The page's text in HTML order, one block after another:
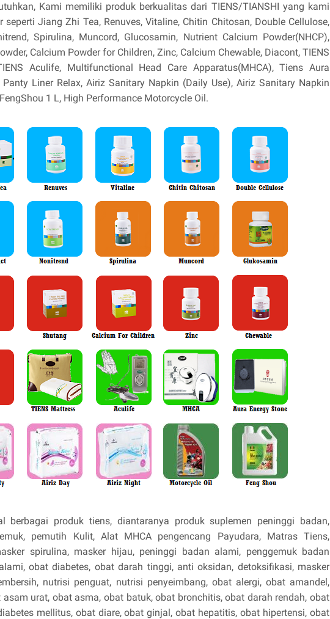
Kami memiliki produk berkualitas dari TIENS/TIANSHI yang kami
Jiang Zhi Tea, Renuves, Vitaline, Chitin Chitosan, Double Cellulose,
Spirulina, Muncord, Glucosamin, Nutrient Calcium Powder(NHCP),
Calcium Powder for Children, Zinc, Calcium Chewable, Diacont, TIENS
Aculife, Multifunctional Head Care Apparatus(MHCA), Tiens Aura
Panty Liner Relax, Airiz Sanitary Napkin (Daily Use), Airiz Sanitary Napkin
1 L, High Performance Motorcycle Oil.
berbagai produk tiens, diantaranya produk suplemen peninggi badan,
pemutih Kulit, Alat MHCA pengencang Payudara, Matras Tiens,
spirulina, masker hijau, peninggi badan alami, penggemuk badan
obat diabetes, obat darah tinggi, anti oksidan, detoksifikasi, masker
nutrisi penguat, nutrisi penyeimbang, obat alergi, obat amandel,
urat, obat asma, obat batuk, obat bronchitis, obat darah rendah, obat
mellitus, obat diare, obat ginjal, obat hepatitis, obat hipertensi, obat